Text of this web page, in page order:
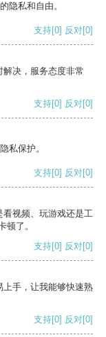
隐私和自由。
支持[0] 反对[0]
决，服务态度非常
支持[0] 反对[0]
私保护。
支持[0] 反对[0]
视频、玩游戏还是工
顿了。
支持[0] 反对[0]
手，让我能够快速熟
支持[0] 反对[0]